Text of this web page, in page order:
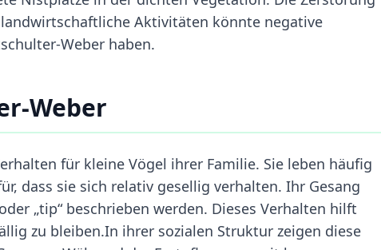
Aktivitäten könnte negative
Weber haben.
Weber
für kleine Vögel ihrer Familie. Sie leben häufig
dass sie sich relativ gesellig verhalten. Ihr Gesang
„tip“ beschrieben werden. Dieses Verhalten hilft
zu bleiben.In ihrer sozialen Struktur zeigen diese